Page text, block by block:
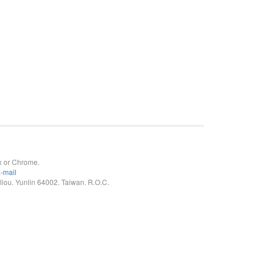
or Chrome.
mail
Yunlin 64002. Taiwan. R.O.C.